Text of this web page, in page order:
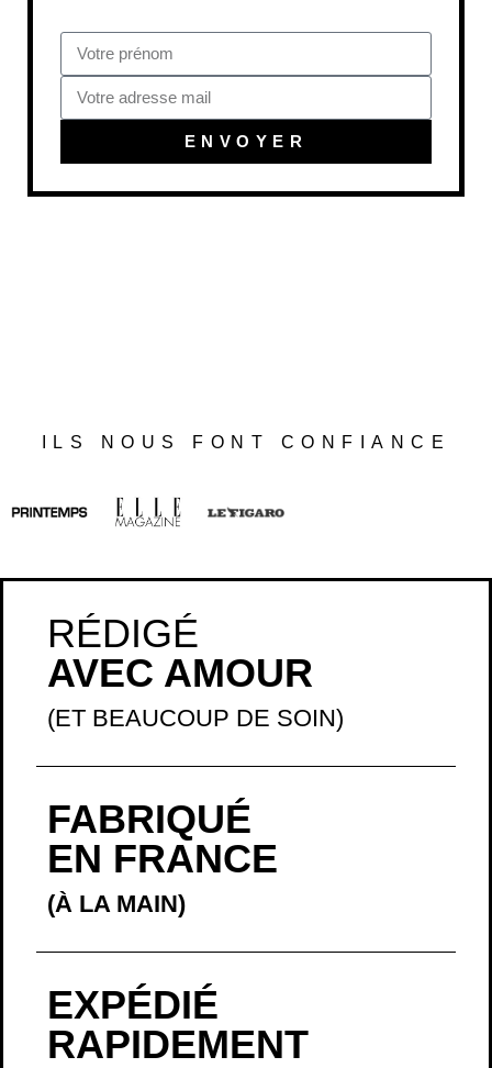
ENVOYER
ILS NOUS FONT CONFIANCE
RÉDIGÉ
AVEC AMOUR
(ET BEAUCOUP DE SOIN)
FABRIQUÉ
EN FRANCE
(À LA MAIN)
EXPÉDIÉ
RAPIDEMENT